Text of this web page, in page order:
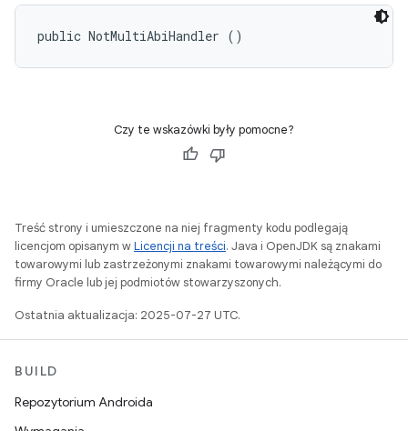
public NotMultiAbiHandler ()
Czy te wskazówki były pomocne?
Treść strony i umieszczone na niej fragmenty kodu podlegają
licencjom opisanym wLicencji na treści. Java i OpenJDK są znakami
towarowymi lub zastrzeżonymi znakami towarowymi należącymi do
firmy Oracle lub jej podmiotów stowarzyszonych.
Ostatnia aktualizacja: 2025-07-27 UTC.
BUILD
Repozytorium Androida